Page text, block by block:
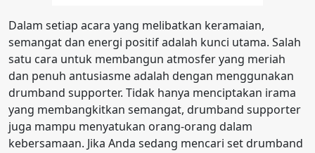
Dalam setiap acara yang melibatkan keramaian,
semangat dan energi positif adalah kunci utama. Salah
satu cara untuk membangun atmosfer yang meriah
dan penuh antusiasme adalah dengan menggunakan
drumband supporter. Tidak hanya menciptakan irama
yang membangkitkan semangat, drumband supporter
juga mampu menyatukan orang-orang dalam
kebersamaan. Jika Anda sedang mencari set drumband